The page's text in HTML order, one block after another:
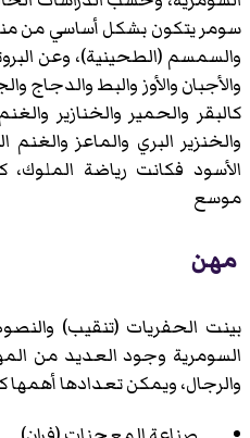
سومر يتكون بشكل أساسي من
والسمسم (الطحينية)، وعن
والأجبان والأوز والبط والدجاج
كالبقر والحمير والخنازير
والخنزير البري والماعز والغنم
الأسود فكانت رياضة
موسع
مهن
بينت الحفريات (تنقيب)
السومرية وجود العديد من
والرجال، ويمكن تعدادها أهمها